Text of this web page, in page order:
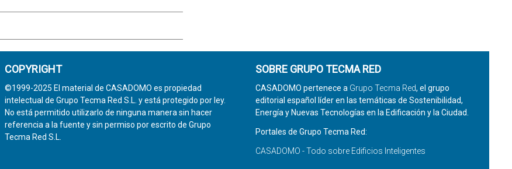
COPYRIGHT
©1999-2025 El material de CASADOMO es propiedad
intelectual de Grupo Tecma Red S.L. y está protegido por ley.
No está permitido utilizarlo de ninguna manera sin hacer
referencia a la fuente y sin permiso por escrito de Grupo
Tecma Red S.L.
SOBRE GRUPO TECMA RED
CASADOMO pertenece a Grupo Tecma Red, el grupo
editorial español líder en las temáticas de Sostenibilidad,
Energía y Nuevas Tecnologías en la Edificación y la Ciudad.
Portales de Grupo Tecma Red:
CASADOMO - Todo sobre Edificios Inteligentes